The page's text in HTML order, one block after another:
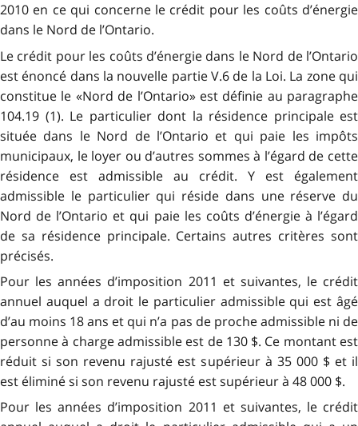
2010 en ce qui concerne le crédit pour les coûts d’énergie
dans le Nord de l’Ontario.
Le crédit pour les coûts d’énergie dans le Nord de l’Ontario
est énoncé dans la nouvelle partie V.6 de la Loi. La zone qui
constitue le «Nord de l’Ontario» est définie au paragraphe
104.19 (1). Le particulier dont la résidence principale est
située dans le Nord de l’Ontario et qui paie les impôts
municipaux, le loyer ou d’autres sommes à l’égard de cette
résidence est admissible au crédit. Y est également
admissible le particulier qui réside dans une réserve du
Nord de l’Ontario et qui paie les coûts d’énergie à l’égard
de sa résidence principale. Certains autres critères sont
précisés.
Pour les années d’imposition 2011 et suivantes, le crédit
annuel auquel a droit le particulier admissible qui est âgé
d’au moins 18 ans et qui n’a pas de proche admissible ni de
personne à charge admissible est de 130 $. Ce montant est
réduit si son revenu rajusté est supérieur à 35 000 $ et il
est éliminé si son revenu rajusté est supérieur à 48 000 $.
Pour les années d’imposition 2011 et suivantes, le crédit